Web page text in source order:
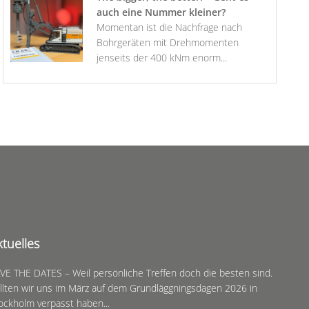
auch eine Nummer kleiner?
Momentan ist die Nachfrage nach
Bohrgeräten mit Drehmomenten
jenseits der 400 kNm enorm...
THE DATES – Weil persönliche Treffen doch die besten sind.
wir uns im März auf dem Grundläggningsdagen 2026 in
verpasst haben...